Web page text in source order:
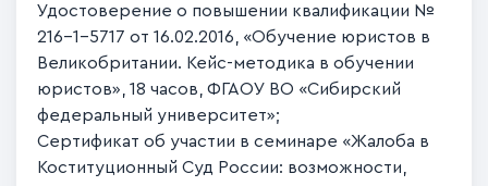
Удостоверение о повышении квалификации №
216-1-5717 от 16.02.2016, «Обучение юристов в
Великобритании. Кейс-методика в обучении
юристов», 18 часов, ФГАОУ ВО «Сибирский
федеральный университет»;
Сертификат об участии в семинаре «Жалоба в
Коституционный Суд России: возможности,